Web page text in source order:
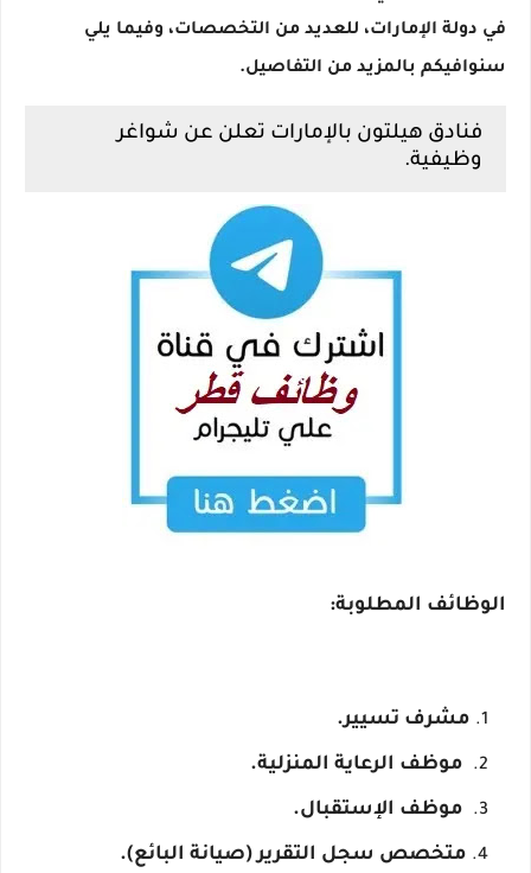
في دولة الإمارات، للعديد من التخصصات، وفيما يلي
سنوافيكم بالمزيد من التفاصيل.
فنادق هيلتون بالإمارات تعلن عن شواغر
وظيفية.
الوظائف المطلوبة:
مشرف تسيير.
موظف الرعاية المنزلية.
موظف الإستقبال.
متخصص سجل التقرير (صيانة البائع).